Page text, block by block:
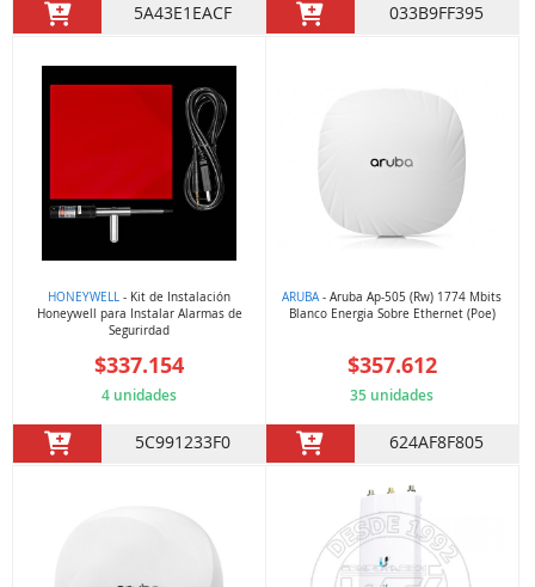
5A43E1EACF 033B9FF395
HONEYWELL - Kit de Instalación
Honeywell para Instalar Alarmas de
Segurirdad
$337.154
4 unidades
5C991233F0
ARUBA- Aruba Ap-505 (Rw) 1774 Mbits
Blanco Energia Sobre Ethernet (Poe)
$357.612
35 unidades
624AF8F805